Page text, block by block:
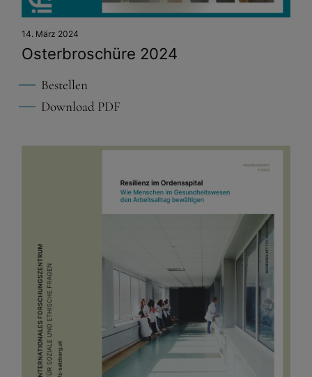
Osterbroschüre 2024
14. März 2024
Bestellen
Download PDF